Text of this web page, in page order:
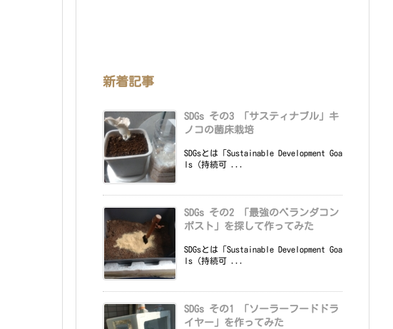
新着記事
SDGs その3 「サスティナブル」キ
ノコの菌床栽培
SDGsとは「Sustainable Development Goa
ls（持続可 ...
SDGs その2 「最強のベランダコン
ポスト」を探して作ってみた
SDGsとは「Sustainable Development Goa
ls（持続可 ...
SDGs その1 「ソーラーフードドラ
イヤー」を作ってみた